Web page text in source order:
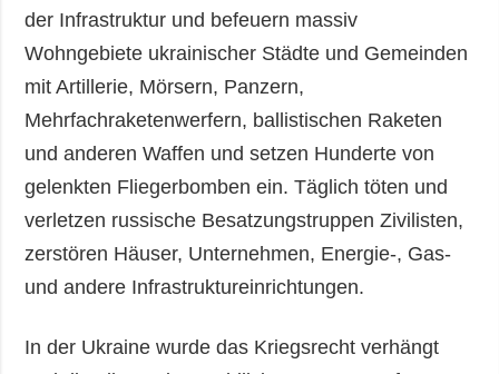
der Infrastruktur und befeuern massiv
Wohngebiete ukrainischer Städte und Gemeinden
mit Artillerie, Mörsern, Panzern,
Mehrfachraketenwerfern, ballistischen Raketen
und anderen Waffen und setzen Hunderte von
gelenkten Fliegerbomben ein. Täglich töten und
verletzen russische Besatzungstruppen Zivilisten,
zerstören Häuser, Unternehmen, Energie-, Gas-
und andere Infrastruktureinrichtungen.
In der Ukraine wurde das Kriegsrecht verhängt